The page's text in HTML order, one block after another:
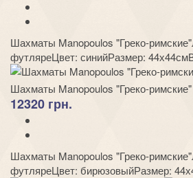
Шахматы Manopoulos "Греко-
футляреЦвет: синийРазмер:
Шахматы Manopoulos "Греко-
12320 грн.
Шахматы Manopoulos "Греко-
футляреЦвет: бирюзовыйРазмер: